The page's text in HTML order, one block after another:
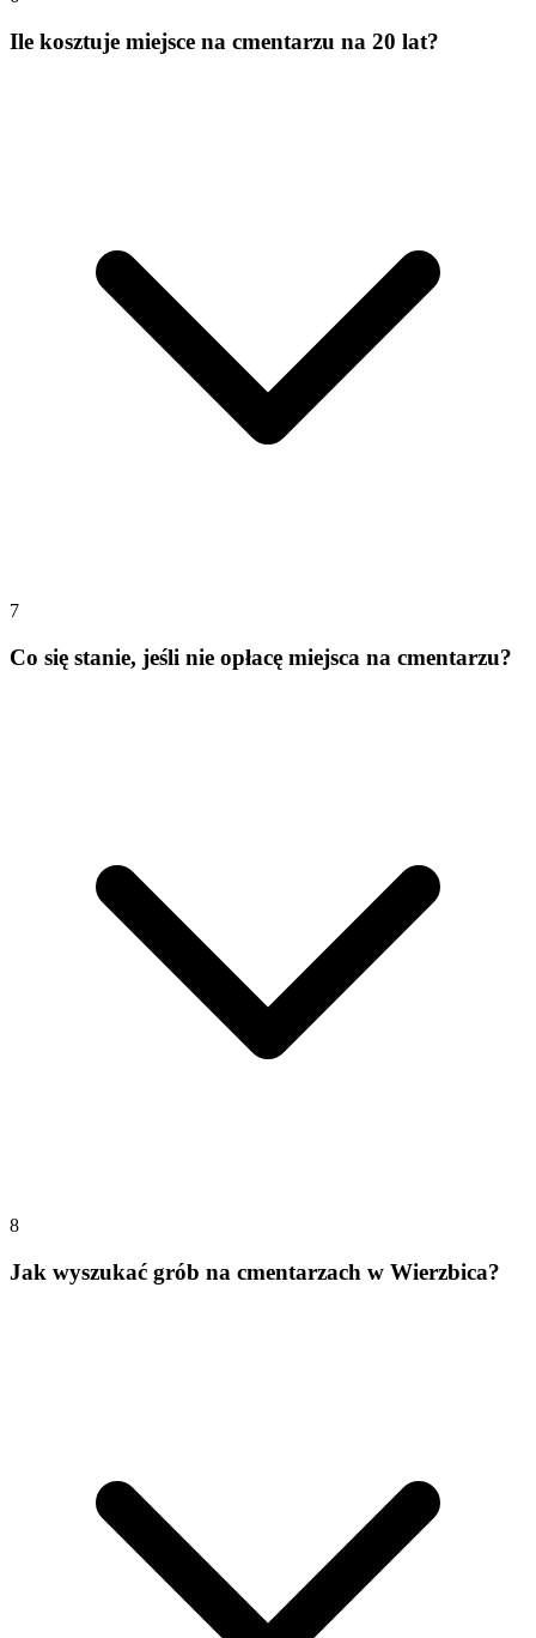
Ile kosztuje miejsce na cmentarzu na 20 lat?
7
Co się stanie, jeśli nie opłacę miejsca na cmentarzu?
8
Jak wyszukać grób na cmentarzach w Wierzbica?